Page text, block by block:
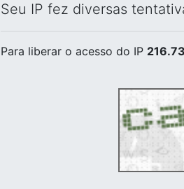
Seu IP fez diversas
Para liberar o acesso do IP